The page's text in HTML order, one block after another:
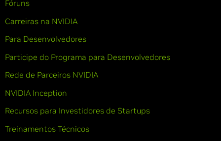
Fóruns
Carreiras na NVIDIA
Para Desenvolvedores
Participe do Programa para Desenvolvedores
Rede de Parceiros NVIDIA
NVIDIA Inception
Recursos para Investidores de Startups
Treinamentos Técnicos